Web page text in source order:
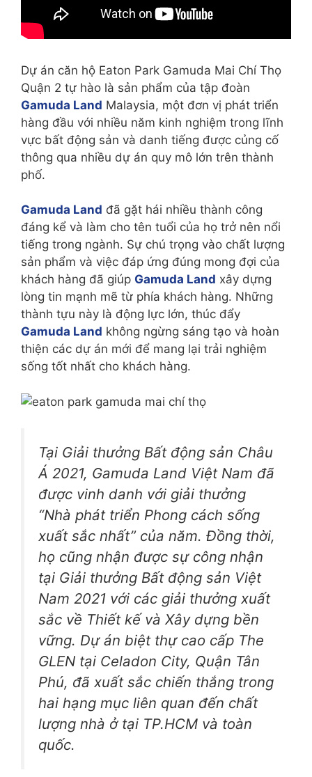
Dự án căn hộ Eaton Park Gamuda Mai Chí Thọ
Quận 2 tự hào là sản phẩm của tập đoàn
Gamuda Land Malaysia, một đơn vị phát triển
hàng đầu với nhiều năm kinh nghiệm trong lĩnh
vực bất động sản và danh tiếng được củng cố
thông qua nhiều dự án quy mô lớn trên thành
phố.
Gamuda Land đã gặt hái nhiều thành công
đáng kể và làm cho tên tuổi của họ trở nên nổi
tiếng trong ngành. Sự chú trọng vào chất lượng
sản phẩm và việc đáp ứng đúng mong đợi của
khách hàng đã giúp Gamuda Land xây dựng
lòng tin mạnh mẽ từ phía khách hàng. Những
thành tựu này là động lực lớn, thúc đẩy
Gamuda Land không ngừng sáng tạo và hoàn
thiện các dự án mới để mang lại trải nghiệm
sống tốt nhất cho khách hàng.
Tại Giải thưởng Bất động sản Châu
Á 2021, Gamuda Land Việt Nam đã
được vinh danh với giải thưởng
“Nhà phát triển Phong cách sống
xuất sắc nhất” của năm. Đồng thời,
họ cũng nhận được sự công nhận
tại Giải thưởng Bất động sản Việt
Nam 2021 với các giải thưởng xuất
sắc về Thiết kế và Xây dựng bền
vững. Dự án biệt thự cao cấp The
GLEN tại Celadon City, Quận Tân
Phú, đã xuất sắc chiến thắng trong
hai hạng mục liên quan đến chất
lượng nhà ở tại TP.HCM và toàn
quốc.